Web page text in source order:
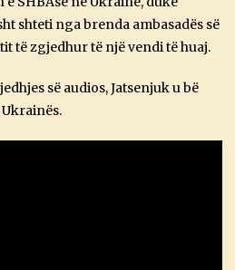
shteti nga brenda ambasadës së
të zgjedhur të një vendi të huaj.
së audios, Jatsenjuk u bë